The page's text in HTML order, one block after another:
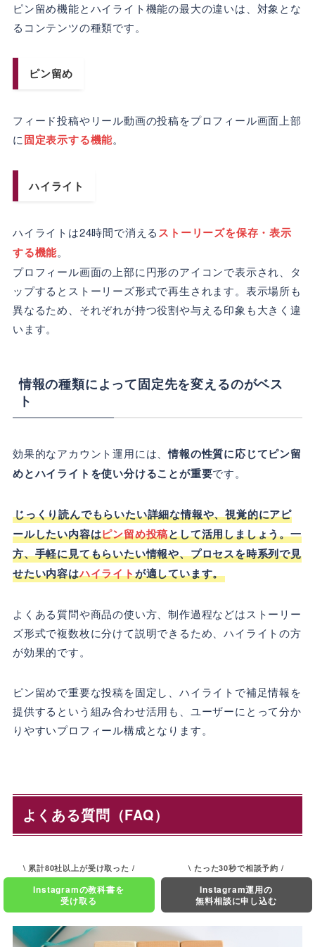
ピン留め機能とハイライト機能の最大の違いは、対象とな
るコンテンツの種類です。
ピン留め
フィード投稿やリール動画の投稿をプロフィール画面上部
に固定表示する機能。
ハイライト
ハイライトは24時間で消えるストーリーズを保存・表示
する機能。
プロフィール画面の上部に円形のアイコンで表示され、タ
ップするとストーリーズ形式で再生されます。表示場所も
異なるため、それぞれが持つ役割や与える印象も大きく違
います。
情報の種類によって固定先を変えるのがベス
ト
効果的なアカウント運用には、情報の性質に応じてピン留
めとハイライトを使い分けることが重要です。
じっくり読んでもらいたい詳細な情報や、視覚的にアピ
ールしたい内容はピン留め投稿として活用しましょう。一
方、手軽に見てもらいたい情報や、プロセスを時系列で見
せたい内容はハイライトが適しています。
よくある質問や商品の使い方、制作過程などはストーリー
ズ形式で複数枚に分けて説明できるため、ハイライトの方
が効果的です。
ピン留めで重要な投稿を固定し、ハイライトで補足情報を
提供するという組み合わせ活用も、ユーザーにとって分か
りやすいプロフィール構成となります。
よくある質問（FAQ）
\ 累計80社以上が受け取った /
Instagramの教科書を
受け取る
\ たった30秒で相談予約 /
Instagram運用の
無料相談に申し込む